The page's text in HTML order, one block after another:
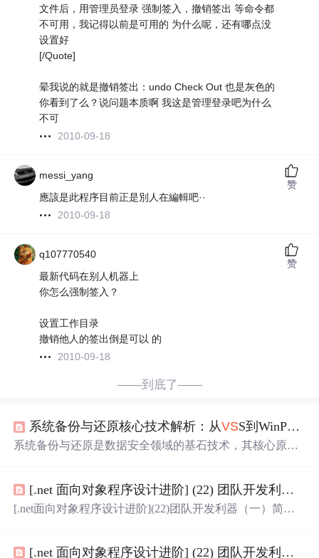
文件后，用管理员登录 强制签入，撤销签出 等命令都
不可用，我记得以前是可用的 为什么呢，还有哪点没
设置好
[/Quote]
晕我说的就是撤销签出：undo Check Out 也是灰色的
你看到了么？说问题本质啊 我这是管理登录吧为什么
不可
2010-09-18
messi_yang
應該是此程序目前正是別人在編輯吧··
2010-09-18
赞
q107770540
最新代码在别人机器上
你怎么强制签入？
设置工作目录
撤销他人的签出倒是可以 的
2010-09-18
赞
——到底了——
系统备份与还原核心技术解析：从VSS到WinPE的实战指南
系统备份与还原是数据安全领域的基石技术，其核心原理
完整性，尤其适用于系统崩溃、病毒攻击或误操作后的灾
难恢复场景。在实现层面，卷影复制服务（VSS）技术是
恢复的操作基础。本文将深入探讨如何利用VSS和WinPE
[.net 面向对象程序设计进阶] (22) 团队开发利器（一）简单易用的代码管理工具
[.net面向对象程序设计进阶](22)团队开发利器（一）简单
成的事，团队协作很重要，而且要对产品生命周期和开发
[.net 面向对象程序设计进阶] (22) 团队开发利器（一）简单易用的代码管理工具